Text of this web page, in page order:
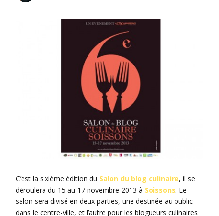
C’est la sixième édition du Salon du blog culinaire, il se
déroulera du 15 au 17 novembre 2013 à Soissons. Le
salon sera divisé en deux parties, une destinée au public
dans le centre-ville, et l’autre pour les blogueurs culinaires.